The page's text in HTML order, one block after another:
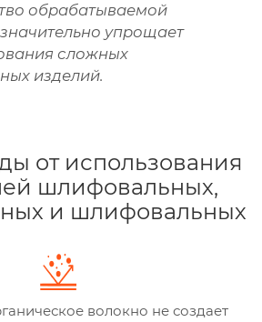
обрабатываемой
упрощает
сложных
изделий.
от использования
шлифовальных,
и шлифовальных
волокно не создает